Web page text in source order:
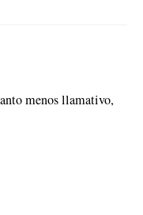
menos llamativo,